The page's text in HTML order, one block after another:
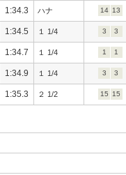
1:34.3 ハナ 14 13
1:34.5 １ 1/4 3 3
1:34.7 １ 1/4 1 1
1:34.9 １ 1/4 3 3
1:35.3 ２ 1/2 15 15